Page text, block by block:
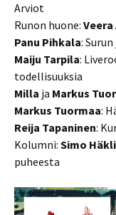
Arviot
Runon huone:
Panu Pihkala:
Maiju Tarpila:
todellisuuksia
Milla ja Markus
Markus Tuormaa:
Reija Tapaninen:
Kolumni: Simo Häkli
puheesta